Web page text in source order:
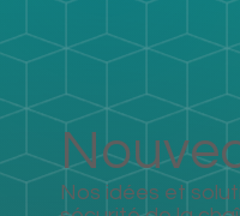
Nos idées et